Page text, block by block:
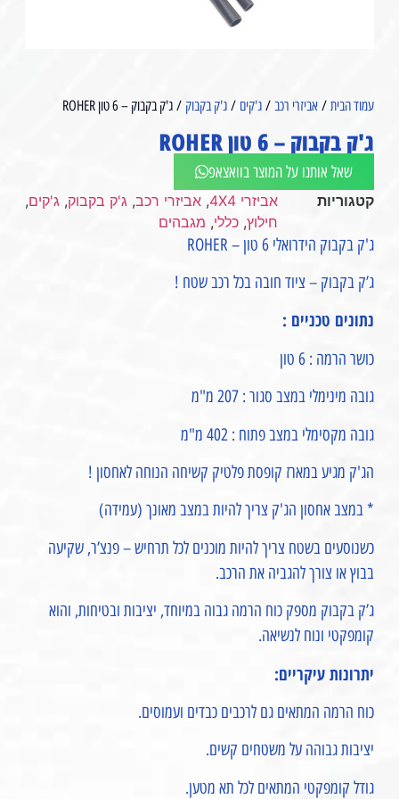
עמוד הבית/ אביזרי רכב/ ג'קים / ג'ק בקבוק / ג'ק בקבוק – 6 טון ROHER⁩
ג'ק בקבוק – 6 טון ROHER⁩
שאל אותנו על המוצר בוואצאפ
קטגוריות אביזרי 4X4 , אביזרי רכב, ג'ק בקבוק, ג'קים,
חילוץ, כללי, מגבהים
ג'ק בקבוק הידרואלי 6 טון – ROHER
ג’ק בקבוק – ציוד חובה בכל רכב שטח !
נתונים טכניים :
כושר הרמה : 6 טון
גובה מינימלי במצב סגור : 207 מ"מ
גובה מקסימלי במצב פתוח : 402 מ"מ
הג'ק מגיע במארז קופסת פלטיק קשיחה הנוחה לאחסון !
* במצב אחסון הג'ק צריך להיות במצב מאונך (עמידה)
כשנוסעים בשטח צריך להיות מוכנים לכל תרחיש – פנצ’ר, שקיעה
בבוץ או צורך להגביה את הרכב.
ג’ק בקבוק מספק כוח הרמה גבוה במיוחד, יציבות ובטיחות, והוא
קומפקטי ונוח לנשיאה.
יתרונות עיקריים:
כוח הרמה המתאים גם לרכבים כבדים ועמוסים.
יציבות גבוהה על משטחים קשים.
גודל קומפקטי המתאים לכל תא מטען.